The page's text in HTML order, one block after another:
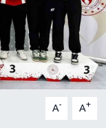
A- A+